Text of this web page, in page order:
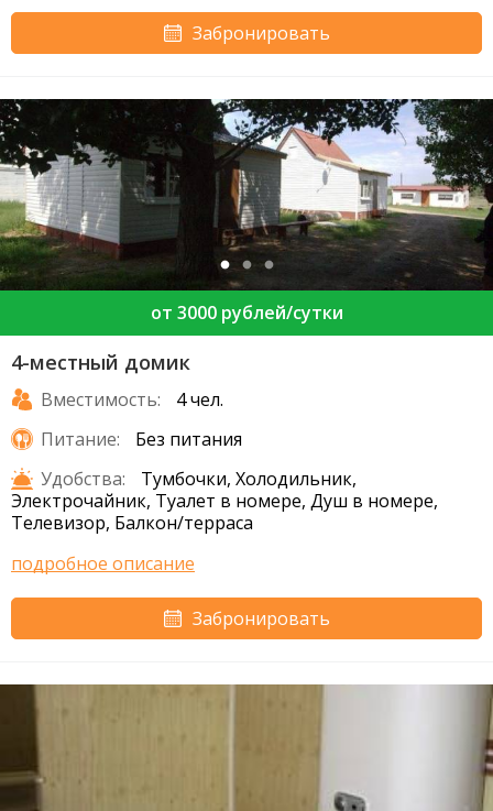
Забронировать
от 3000 рублей/сутки
4-местный домик
Вместимость:
4 чел.
Питание:
Без питания
Удобства:
Тумбочки, Холодильник,
Электрочайник, Туалет в номере, Душ в номере,
Телевизор, Балкон/терраса
подробное описание
Забронировать